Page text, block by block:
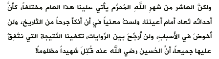
‏ولكنَّ العاشر من شهرِ اللهِ المُحرَّم يأتي علينا هذا العام مختلفاً، كأنَّ
أحداثه تُعاد أمام أعيننا، ولستُ معنياً في أن أنكأَ جرحاً من التَّاريخ، ولن
أخوضَ في الأسبابِ، ولن أُرجِّحَ بين الرِّوايات، تكفينا النَّتيجة التي نتَّفِقُ
عليها جميعاً، أنَّ الحُسين رضي الله عنه قُتِلَ شهيداً مظلوماً!